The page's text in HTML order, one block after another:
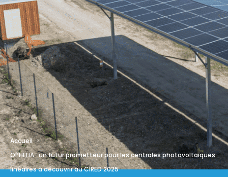
Accueil
OPHELIA : un futur prometteur pour les centrales photovoltaïques
linéaires à découvrir au CIRED 2025